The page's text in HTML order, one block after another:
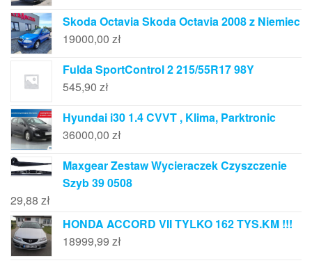
Skoda Octavia Skoda Octavia 2008 z Niemiec
19000,00 zł
Fulda SportControl 2 215/55R17 98Y
545,90 zł
Hyundai i30 1.4 CVVT , Klima, Parktronic
36000,00 zł
Maxgear Zestaw Wycieraczek Czyszczenie
Szyb 39 0508
29,88 zł
HONDA ACCORD VII TYLKO 162 TYS.KM !!!
18999,99 zł